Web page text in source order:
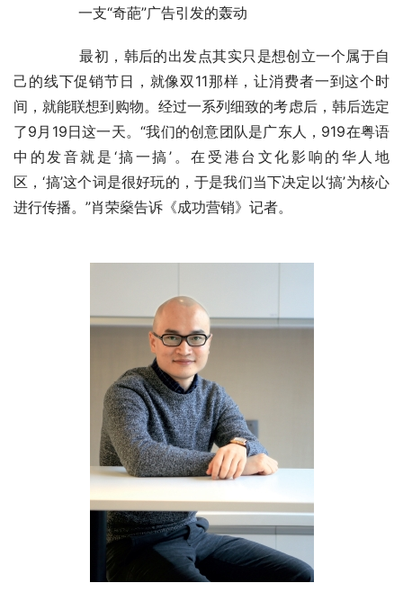
	　　一支“奇葩”广告引发的轰动
己的线下促销节日，就像双11那样，让消费者一到这个时
间，就能联想到购物。经过一系列细致的考虑后，韩后选定
了9月19日这一天。“我们的创意团队是广东人，919在粤语
中的发音就是‘搞一搞’。在受港台文化影响的华人地
区，‘搞’这个词是很好玩的，于是我们当下决定以‘搞’为核心
进行传播。”肖荣燊告诉《成功营销》记者。